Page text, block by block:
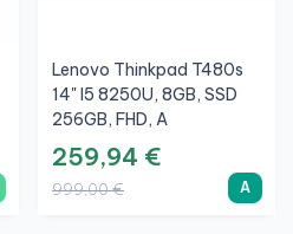
Lenovo Thinkpad T480s
14" I5 8250U, 8GB, SSD
256GB, FHD, A
259,94 €
999,00 € A